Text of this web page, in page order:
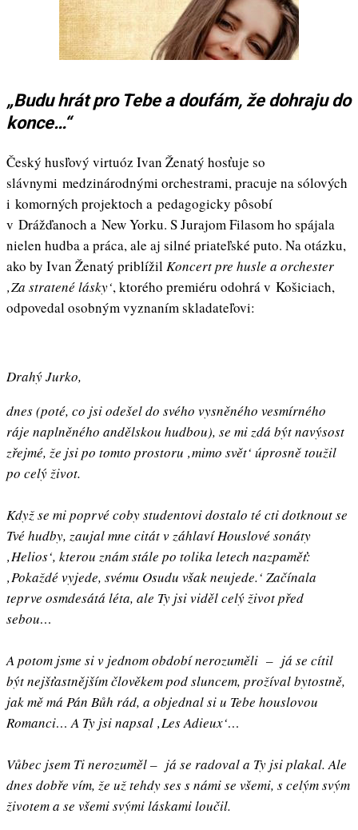
„Budu hrát pro Tebe a doufám, že dohraju do
konce…“
Český husľový virtuóz Ivan Ženatý hosťuje so
slávnymi medzinárodnými orchestrami, pracuje na sólových
i komorných projektoch a pedagogicky pôsobí
v Drážďanoch a New Yorku. S Jurajom Filasom ho spájala
nielen hudba a práca, ale aj silné priateľské puto. Na otázku,
ako by Ivan Ženatý priblížilKoncert pre husle a orchester
‚Za stratené lásky‘, ktorého premiéru odohrá v Košiciach,
odpovedal osobným vyznaním skladateľovi:
Drahý Jurko,
dnes (poté, co jsi odešel do svého vysněného vesmírného
ráje naplněného andělskou hudbou), se mi zdá být navýsost
zřejmé, že jsi po tomto prostoru ‚mimo svět‘ úprosně toužil
po celý život.
Když se mi poprvé coby studentovi dostalo té cti dotknout se
Tvé hudby, zaujal mne citát v záhlaví Houslové sonáty
‚Helios‘, kterou znám stále po tolika letech nazpaměť:
‚Pokaždé vyjede, svému Osudu však neujede.‘ Začínala
teprve osmdesátá léta, ale Ty jsi viděl celý život před
sebou…
A potom jsme si v jednom období nerozuměli – já se cítil
být nejšťastnějším člověkem pod sluncem, prožíval bytostně,
jak mě má Pán Bůh rád, a objednal si u Tebe houslovou
Romanci… A Ty jsi napsal ‚Les Adieux‘…
Vůbec jsem Ti nerozuměl – já se radoval a Ty jsi plakal. Ale
dnes dobře vím, že už tehdy ses s námi se všemi, s celým svým
životem a se všemi svými láskami loučil.